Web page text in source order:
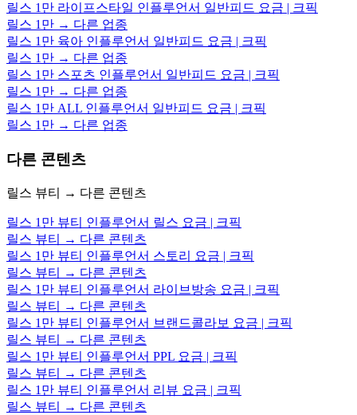
릴스 1만 라이프스타일 인플루언서 일반피드 요금 | 크픽
릴스 1만 → 다른 업종
릴스 1만 육아 인플루언서 일반피드 요금 | 크픽
릴스 1만 → 다른 업종
릴스 1만 스포츠 인플루언서 일반피드 요금 | 크픽
릴스 1만 → 다른 업종
릴스 1만 ALL 인플루언서 일반피드 요금 | 크픽
릴스 1만 → 다른 업종
다른 콘텐츠
릴스 뷰티 → 다른 콘텐츠
릴스 1만 뷰티 인플루언서 릴스 요금 | 크픽
릴스 뷰티 → 다른 콘텐츠
릴스 1만 뷰티 인플루언서 스토리 요금 | 크픽
릴스 뷰티 → 다른 콘텐츠
릴스 1만 뷰티 인플루언서 라이브방송 요금 | 크픽
릴스 뷰티 → 다른 콘텐츠
릴스 1만 뷰티 인플루언서 브랜드콜라보 요금 | 크픽
릴스 뷰티 → 다른 콘텐츠
릴스 1만 뷰티 인플루언서 PPL 요금 | 크픽
릴스 뷰티 → 다른 콘텐츠
릴스 1만 뷰티 인플루언서 리뷰 요금 | 크픽
릴스 뷰티 → 다른 콘텐츠